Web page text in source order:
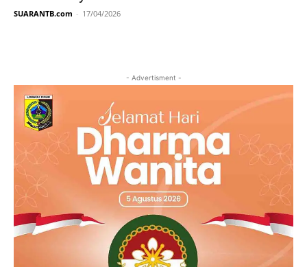
SUARANTB.com - 17/04/2026
- Advertisment -